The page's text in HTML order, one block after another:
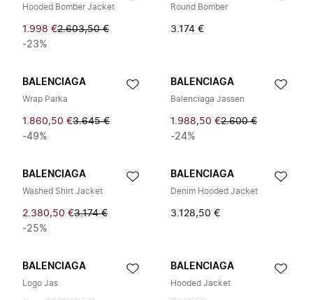
Hooded Bomber Jacket
1.998 €2.603,50 €
-23%
Round Bomber
3.174 €
BALENCIAGA
Wrap Parka
1.860,50 €3.645 €
-49%
BALENCIAGA
Balenciaga Jassen
1.988,50 €2.600 €
-24%
BALENCIAGA
Washed Shirt Jacket
2.380,50 €3.174 €
-25%
BALENCIAGA
Denim Hooded Jacket
3.128,50 €
BALENCIAGA
Logo Jas
BALENCIAGA
Hooded Jacket